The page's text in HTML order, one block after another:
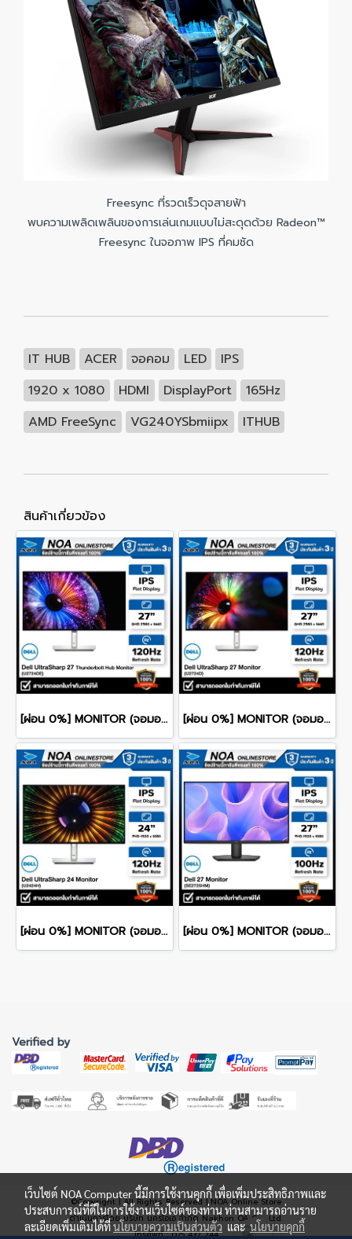
Freesync ที่รวดเร็วดุจสายฟ้า
พบความเพลิดเพลินของการเล่นเกมแบบไม่สะดุดด้วย Radeon™
Freesync ในจอภาพ IPS ที่คมชัด
IT HUB ACER จอคอม LED
IPS
1920 x 1080
HDMI DisplayPort
165Hz
AMD FreeSync
VG240YSbmiipx ITHUB
สินค้าเกี่ยวข้อง
[ผ่อน 0%] MONITOR (จอมอนิเตอร์) DELL ULTRASHARP 27 U2724DE 27" QHD IPS 120Hz รับประกันศูนย์ไทย 3ปี [ผ่อน 0%] MONITOR (จอมอนิเตอร์) DELL ULTRASHARP 27 U2724D 27" QHD IPS 120Hz รับประกันศูนย์ไทย 3ปี
[ผ่อน 0%] MONITOR (จอมอนิเตอร์) DELL ULTRASHARP 24 U2424H 24" FHD IPS 120Hz รับประกันศูนย์ไทย 3ปี [ผ่อน 0%] MONITOR (จอมอนิเตอร์) DELL 27 SE2725HM 27" FHD IPS 100Hz รับประกันศูนย์ไทย 3ปี
Verified by
©Copyright | All Rights Reserved | NOA Online Store
ดำเนินการโดย บริษัท นครโอเอ จำกัด Nakhon OA Co., Ltd.
โทรศัพท์ : 075 432 244
เว็บไซต์ NOA Computer นี้มีการใช้งานคุกกี้ เพื่อเพิ่มประสิทธิภาพและ
ประสบการณ์ที่ดีในการใช้งานเว็บไซต์ของท่าน ท่านสามารถอ่านราย
ละเอียดเพิ่มเติมได้ที่นโยบายความเป็นส่วนตัว และ นโยบายคุกกี้